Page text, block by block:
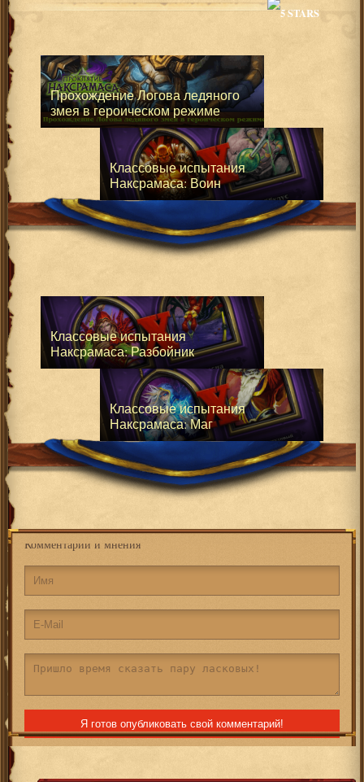
Прохождение Логова ледяного
змея в героическом режиме
Классовые испытания
Наксрамаса: Воин
Классовые испытания
Наксрамаса: Разбойник
Классовые испытания
Наксрамаса: Маг
Комментарии и мнения